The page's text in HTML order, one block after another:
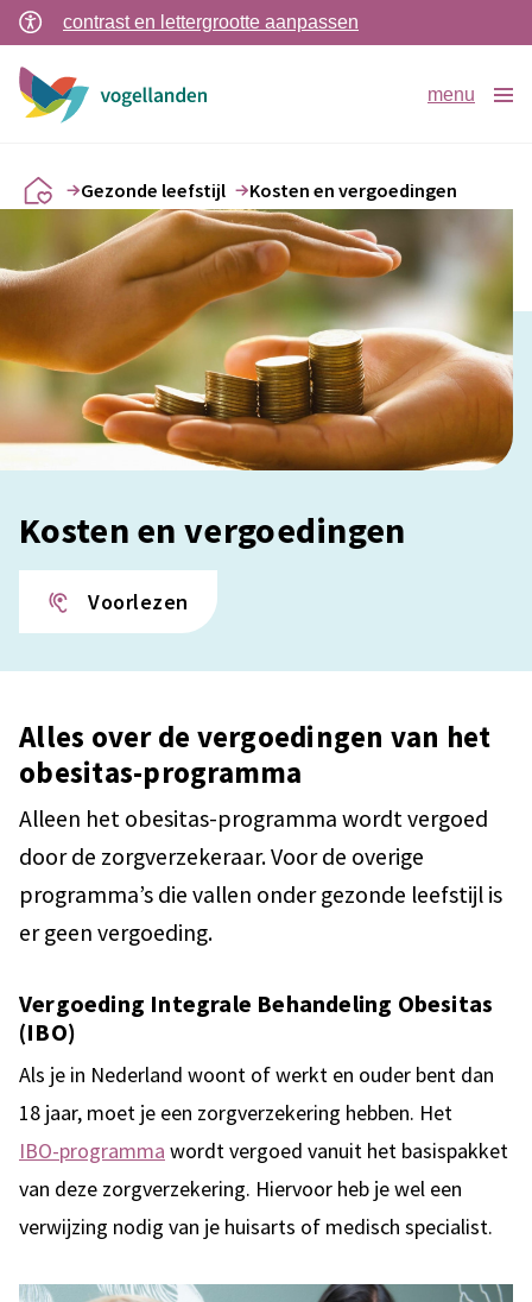
contrast en lettergrootte aanpassen
menu
Gezonde leefstijl Kosten en vergoedingen
Kosten en vergoedingen
Voorlezen
Alles over de vergoedingen van het
obesitas-programma
Alleen het obesitas-programma wordt vergoed
door de zorgverzekeraar. Voor de overige
programma’s die vallen onder gezonde leefstijl is
er geen vergoeding.
Vergoeding Integrale Behandeling Obesitas
(IBO)
Als je in Nederland woont of werkt en ouder bent dan
18 jaar, moet je een zorgverzekering hebben. Het
IBO-programma wordt vergoed vanuit het basispakket
van deze zorgverzekering. Hiervoor heb je wel een
verwijzing nodig van je huisarts of medisch specialist.